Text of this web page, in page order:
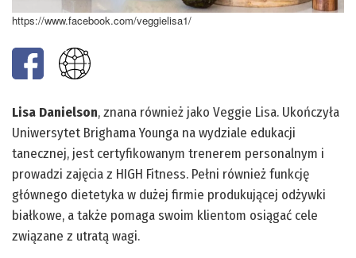
https://www.facebook.com/veggielisa1/
Lisa Danielson, znana również jako Veggie Lisa. Ukończyła
Uniwersytet Brighama Younga na wydziale edukacji
tanecznej, jest certyfikowanym trenerem personalnym i
prowadzi zajęcia z HIGH Fitness. Pełni również funkcję
głównego dietetyka w dużej firmie produkującej odżywki
białkowe, a także pomaga swoim klientom osiągać cele
związane z utratą wagi.